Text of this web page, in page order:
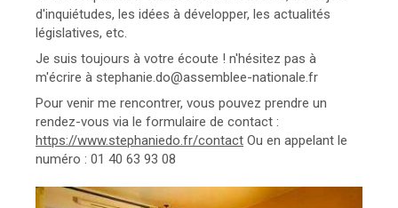
d'inquiétudes, les idées à développer, les actualités
législatives, etc.
Je suis toujours à votre écoute ! n'hésitez pas à
m'écrire à stephanie.do@assemblee-nationale.fr
Pour venir me rencontrer, vous pouvez prendre un
rendez-vous via le formulaire de contact :
https://www.stephaniedo.fr/contact Ou en appelant le
numéro : 01 40 63 93 08